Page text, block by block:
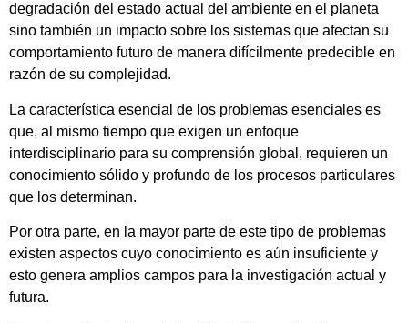
degradación del estado actual del ambiente en el planeta
sino también un impacto sobre los sistemas que afectan su
comportamiento futuro de manera difícilmente predecible en
razón de su complejidad.
La característica esencial de los problemas esenciales es
que, al mismo tiempo que exigen un enfoque
interdisciplinario para su comprensión global, requieren un
conocimiento sólido y profundo de los procesos particulares
que los determinan.
Por otra parte, en la mayor parte de este tipo de problemas
existen aspectos cuyo conocimiento es aún insuficiente y
esto genera amplios campos para la investigación actual y
futura.